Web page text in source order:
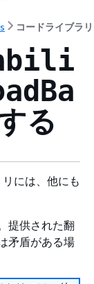
コードライブラリ
る
には、他にも
提供された翻
矛盾がある場